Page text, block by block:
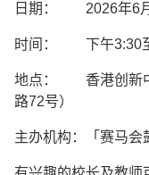
日期： 2026年6月
时间： 下午3:30
地点： 香港创新中
路72号）
主办机构：「赛马会